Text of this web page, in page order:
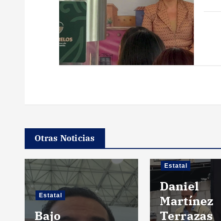
Otras Noticias
Estatal
Bajo
Estatal
Daniel
Martínez
Terrazas